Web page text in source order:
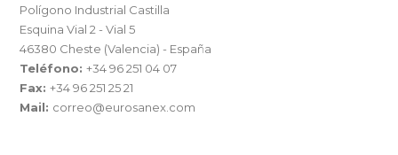
Polígono Industrial Castilla
Esquina Vial 2 - Vial 5
46380 Cheste (Valencia) - España
Teléfono:+34 96 251 04 07
Fax:+34 96 251 25 21
Mail: correo@eurosanex.com